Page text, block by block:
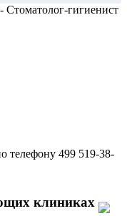
гигиенист
телефону 499 519-38-
клиниках